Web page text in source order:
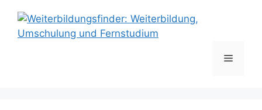
Inhalt
springen
Menü